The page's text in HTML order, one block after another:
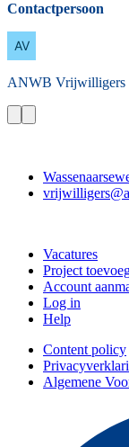
Contactpersoon
ANWB Vrijwilligers
Vacatures
Project
Account
Log in
Help
Content policy
Algemene